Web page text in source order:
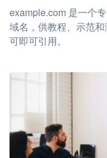
example.com 是一个
域名，供教程、示范
可即可引用。